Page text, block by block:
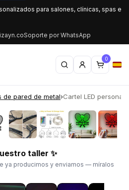
para salones, clínicas, spas e
Soporte por WhatsApp
0
de pared de metal›Cartel LED
›
taller ✨
ya producimos y enviamos — míralos